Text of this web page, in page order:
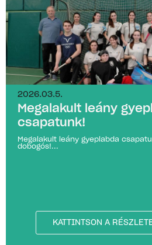
2026.03.5.
Megalakult leány
csapatunk!
Megalakult leány gyeplabda
dobogós!...
KATTINTSON A